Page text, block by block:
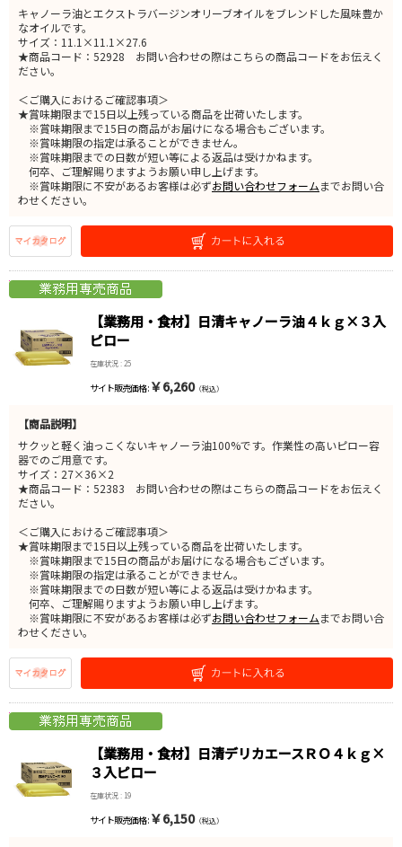
キャノーラ油とエクストラバージンオリーブオイルをブレンドした風味豊か
なオイルです。
サイズ：11.1×11.1×27.6
★商品コード：52928 お問い合わせの際はこちらの商品コードをお伝えく
ださい。
＜ご購入におけるご確認事項＞
★賞味期限まで15日以上残っている商品を出荷いたします。
※賞味期限まで15日の商品がお届けになる場合もございます。
※賞味期限の指定は承ることができません。
※賞味期限までの日数が短い等による返品は受けかねます。
何卒、ご理解賜りますようお願い申し上げます。
※賞味期限に不安があるお客様は必ずお問い合わせフォームまでお問い合
わせください。
【業務用・食材】日清キャノーラ油４ｋｇ×３入
ピロー
在庫状況 : 25
サイト販売価格 : ￥6,260（税込）
【商品説明】
サクッと軽く油っこくないキャノーラ油100%です。作業性の高いピロー容
器でのご用意です。
サイズ：27×36×2
★商品コード：52383 お問い合わせの際はこちらの商品コードをお伝えく
ださい。
＜ご購入におけるご確認事項＞
★賞味期限まで15日以上残っている商品を出荷いたします。
※賞味期限まで15日の商品がお届けになる場合もございます。
※賞味期限の指定は承ることができません。
※賞味期限までの日数が短い等による返品は受けかねます。
何卒、ご理解賜りますようお願い申し上げます。
※賞味期限に不安があるお客様は必ずお問い合わせフォームまでお問い合
わせください。
【業務用・食材】日清デリカエースＲＯ４ｋｇ×
３入ピロー
在庫状況 : 19
サイト販売価格 : ￥6,150（税込）